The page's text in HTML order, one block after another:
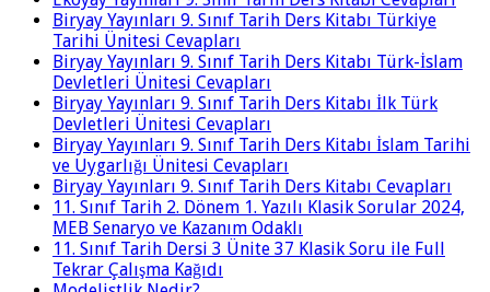
Biryay Yayınları 9. Sınıf Tarih Ders Kitabı Türkiye
Tarihi Ünitesi Cevapları
Biryay Yayınları 9. Sınıf Tarih Ders Kitabı Türk-İslam
Devletleri Ünitesi Cevapları
Biryay Yayınları 9. Sınıf Tarih Ders Kitabı İlk Türk
Devletleri Ünitesi Cevapları
Biryay Yayınları 9. Sınıf Tarih Ders Kitabı İslam Tarihi
ve Uygarlığı Ünitesi Cevapları
Biryay Yayınları 9. Sınıf Tarih Ders Kitabı Cevapları
11. Sınıf Tarih 2. Dönem 1. Yazılı Klasik Sorular 2024,
MEB Senaryo ve Kazanım Odaklı
11. Sınıf Tarih Dersi 3 Ünite 37 Klasik Soru ile Full
Tekrar Çalışma Kağıdı